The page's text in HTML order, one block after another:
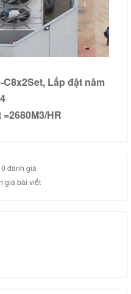
Lắp đặt năm
HR
đánh giá
giá bài viết